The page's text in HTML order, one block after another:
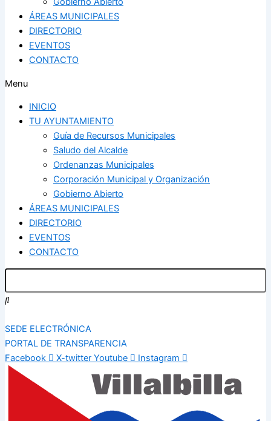
ÁREAS MUNICIPALES
DIRECTORIO
EVENTOS
CONTACTO
Menu
INICIO
TU AYUNTAMIENTO
Guía de Recursos Municipales
Saludo del Alcalde
Ordenanzas Municipales
Corporación Municipal y Organización
Gobierno Abierto
ÁREAS MUNICIPALES
DIRECTORIO
EVENTOS
CONTACTO
SEDE ELECTRÓNICA
PORTAL DE TRANSPARENCIA
Facebook
X-twitter Youtube Instagram